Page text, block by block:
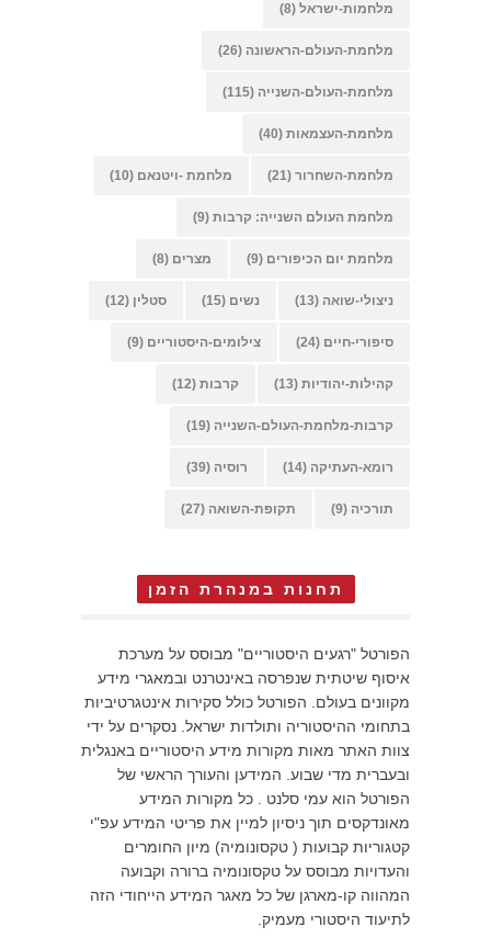
מלחמות-ישראל (8)
מלחמת-העולם-הראשונה (26)
מלחמת-העולם-השנייה (115)
מלחמת-העצמאות (40)
מלחמת-השחרור (21) מלחמת -ויטנאם (10)
מלחמת העולם השנייה: קרבות (9)
מלחמת יום הכיפורים (9) מצרים (8)
ניצולי-שואה (13) נשים (15) סטלין (12)
סיפורי-חיים (24) צילומים-היסטוריים (9)
קהילות-יהודיות (13) קרבות (12)
קרבות-מלחמת-העולם-השנייה (19)
רומא-העתיקה (14) רוסיה (39)
תורכיה (9) תקופת-השואה (27)
תחנות במנהרת הזמן
הפורטל "רגעים היסטוריים" מבוסס על מערכת
איסוף שיטתית שנפרסה באינטרנט ובמאגרי מידע
מקוונים בעולם. הפורטל כולל סקירות אינטגרטיביות
בתחומי ההיסטוריה ותולדות ישראל. נסקרים על ידי
צוות האתר מאות מקורות מידע היסטוריים באנגלית
ובעברית מדי שבוע. המידען והעורך הראשי של
הפורטל הוא עמי סלנט . כל מקורות המידע
מאונדקסים תוך ניסיון למיין את פריטי המידע עפ"י
קטגוריות קבועות ( טקסונומיה) מיון החומרים
והעדויות מבוסס על טקסונומיה ברורה וקבועה
המהווה קו-מארגן של כל מאגר המידע הייחודי הזה
לתיעוד היסטורי מעמיק.